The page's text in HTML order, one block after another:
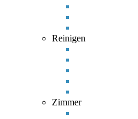
Reinigen
Zimmer